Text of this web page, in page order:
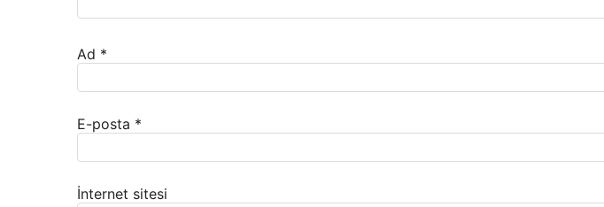
Ad *
E-posta *
İnternet sitesi